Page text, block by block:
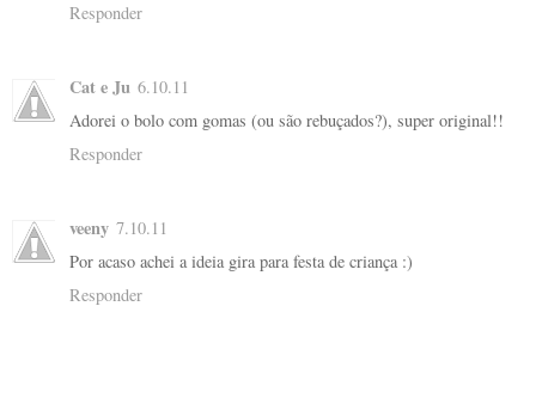
Responder
Cat e Ju 6.10.11
Adorei o bolo com gomas (ou são rebuçados?), super original!!
Responder
veeny 7.10.11
Por acaso achei a ideia gira para festa de criança :)
Responder